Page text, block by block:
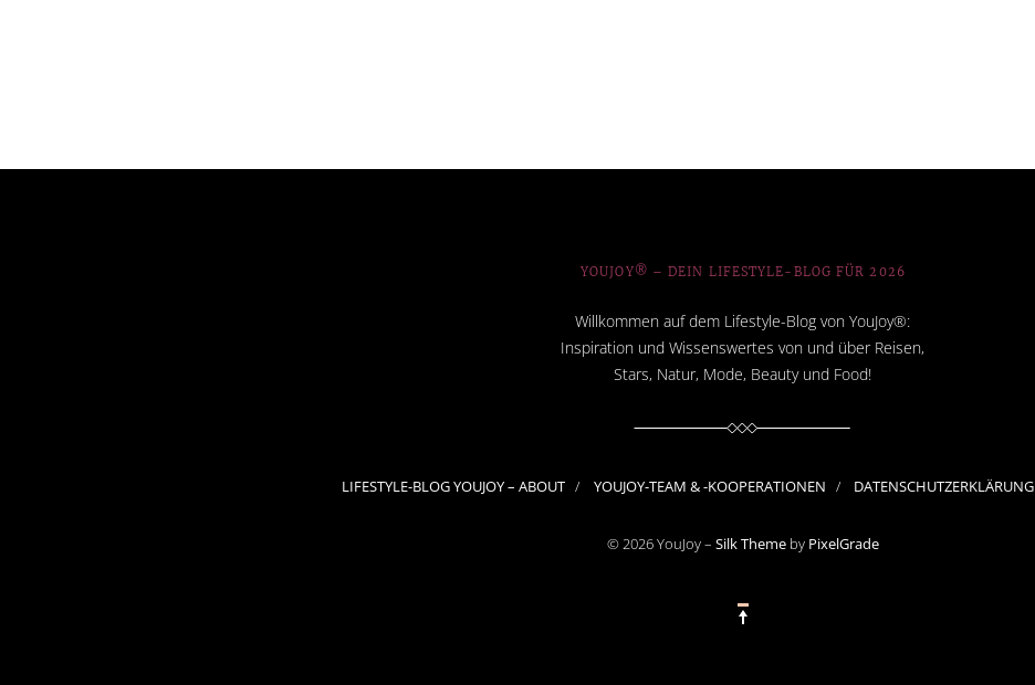
YOUJOY® – DEIN LIFESTYLE-BLOG FÜR 2026
Willkommen auf dem Lifestyle-Blog von YouJoy®:
Inspiration und Wissenswertes von und über Reisen,
Stars, Natur, Mode, Beauty und Food!
LIFESTYLE-BLOG YOUJOY – ABOUT YOUJOY-TEAM & -KOOPERATIONEN DATENSCHUTZERKLÄRUNG
© 2026 YouJoy – Silk Theme by PixelGrade